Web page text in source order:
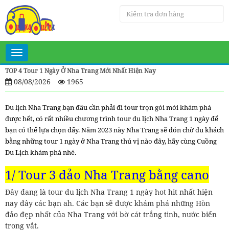
Toggle
navigation
TOP 4 Tour 1 Ngày Ở Nha Trang Mới Nhất Hiện Nay
08/08/2026 1965
Du lịch Nha Trang bạn đâu cần phải đi tour trọn gói mới khám phá
được hết, có rất nhiều chương trình tour du lịch Nha Trang 1 ngày để
bạn có thể lựa chọn đấy. Năm 2023 này Nha Trang sẽ đón chờ du khách
bằng những tour 1 ngày ở Nha Trang thú vị nào đây, hãy cùng Cuồng
Du Lịch khám phá nhé.
1/ Tour 3 đảo Nha Trang bằng cano
Đây đang là tour du lịch Nha Trang 1 ngày hot hit nhất hiện
nay đây các bạn ah. Các bạn sẽ được khám phá những Hòn
đảo đẹp nhất của Nha Trang với bờ cát trắng tinh, nước biển
trong vắt.